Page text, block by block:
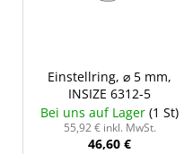
Einstellring, ⌀ 5 mm,
INSIZE 6312-5
Bei uns auf Lager (1 St)
55,92 € inkl. MwSt.
46,60 €